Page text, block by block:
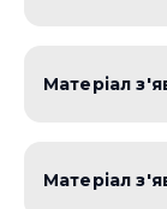
Матеріал
Матеріал